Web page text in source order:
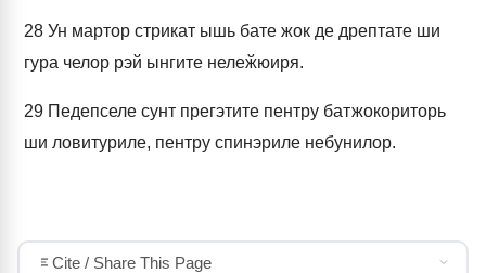
28 Ун мартор стрикат ышь бате жок де дрептате ши
гура челор рэй ынгите нелеӂюиря.
29 Педепселе сунт прегэтите пентру батжокориторь
ши ловитуриле, пентру спинэриле небунилор.
Cite / Share This Page